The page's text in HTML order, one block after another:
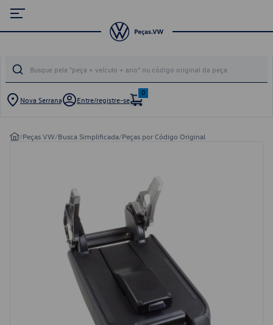
Nova Serrana Entre/registre-se
0
/Peças VW/Busca Simplificada/Peças por Código Original